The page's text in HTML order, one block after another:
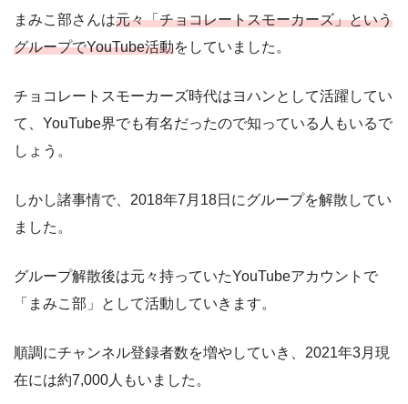
まみこ部さんは元々「チョコレートスモーカーズ」という
グループでYouTube活動をしていました。
チョコレートスモーカーズ時代はヨハンとして活躍してい
て、YouTube界でも有名だったので知っている人もいるで
しょう。
しかし諸事情で、2018年7月18日にグループを解散してい
ました。
グループ解散後は元々持っていたYouTubeアカウントで
「まみこ部」として活動していきます。
順調にチャンネル登録者数を増やしていき、2021年3月現
在には約7,000人もいました。